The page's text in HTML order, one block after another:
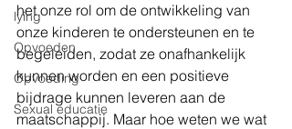
lying
Opvoeden
Opvoeding
Sexual educatie
het onze rol om de ontwikkeling van
onze kinderen te ondersteunen en te
begeleiden, zodat ze onafhankelijk
kunnen worden en een positieve
bijdrage kunnen leveren aan de
maatschappij. Maar hoe weten we wat